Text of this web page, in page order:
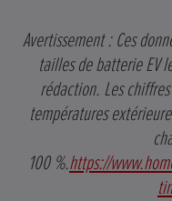
Avertissement : Ces
tailles de batterie EV
rédaction. Les
températures
100 %.https://